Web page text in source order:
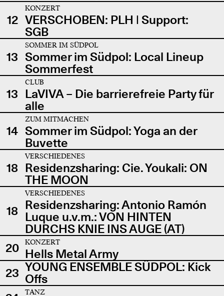
12
KONZERT
VERSCHOBEN: PLH | Support:
SGB
13
SOMMER IM SÜDPOL
Sommer im Südpol: Local Lineup
Sommerfest
13
CLUB
LaVIVA – Die barrierefreie Party für
alle
14
ZUM MITMACHEN
Sommer im Südpol: Yoga an der
Buvette
18
VERSCHIEDENES
Residenzsharing: Cie. Youkali: ON
THE MOON
18
VERSCHIEDENES
Residenzsharing: Antonio Ramón
Luque u.v.m.: VON HINTEN
DURCHS KNIE INS AUGE (AT)
20
KONZERT
Hells Metal Army
23 YOUNG ENSEMBLE SÜDPOL: Kick
Offs
TANZ